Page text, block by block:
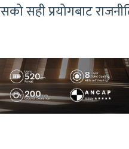
सही प्रयोगबाट